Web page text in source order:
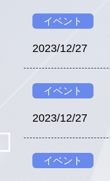
イベント
2023/12/27
イベント
2023/12/27
イベント